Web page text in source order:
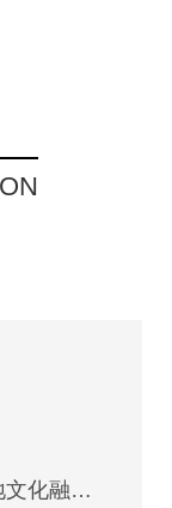
秦岭民宿集群规模化发展，在地文化融合设计成为陕西民宿打造主流趋势